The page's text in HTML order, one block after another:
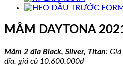
MÂM DAYTONA
Mâm 2 dĩa Black, Silver, Titan:
dĩa. giá củ 10.600.000đ